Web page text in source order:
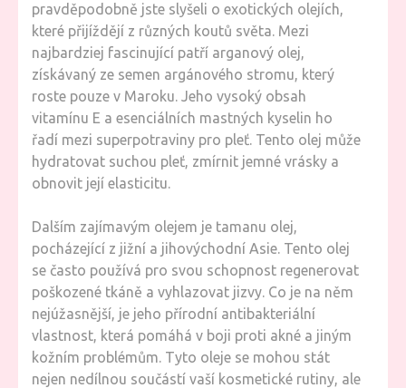
pravděpodobně jste slyšeli o exotických olejích,
které přijíždějí z různých koutů světa. Mezi
najbardziej fascinující patří arganový olej,
získávaný ze semen argánového stromu, který
roste pouze v Maroku. Jeho vysoký obsah
vitamínu E a esenciálních mastných kyselin ho
řadí mezi superpotraviny pro pleť. Tento olej může
hydratovat suchou pleť, zmírnit jemné vrásky a
obnovit její elasticitu.
Dalším zajímavým olejem je tamanu olej,
pocházející z jižní a jihovýchodní Asie. Tento olej
se často používá pro svou schopnost regenerovat
poškozené tkáně a vyhlazovat jizvy. Co je na něm
nejúžasnější, je jeho přírodní antibakteriální
vlastnost, která pomáhá v boji proti akné a jiným
kožním problémům. Tyto oleje se mohou stát
nejen nedílnou součástí vaší kosmetické rutiny, ale